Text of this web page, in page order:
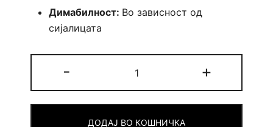
Димабилност: Во зависност од
сијалицата
-
цилиндар
40см
+
ДОДАЈ ВО КОШНИЧКА